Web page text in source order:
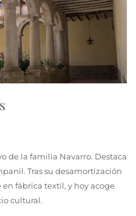
de la familia Navarro. Destaca
Tras su desamortización
en fábrica textil, y hoy acoge
cultural.